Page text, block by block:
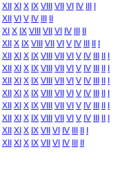
XII XI X IX VIII VII VI IV
XII VI V IV
XI X IX VIII VII VI IV
XII X IX VIII VII VI V IV
XII XI X IX VIII VII VI V IV
XII XI X IX VIII VII VI V IV
XII XI X IX VIII VII VI V IV
XII XI X IX VIII VII VI V IV
XII XI X IX VIII VII VI V IV
XII XI X IX VIII VII VI V IV
XII XI X IX VII VI IV
XII XI X IX VII VI IV